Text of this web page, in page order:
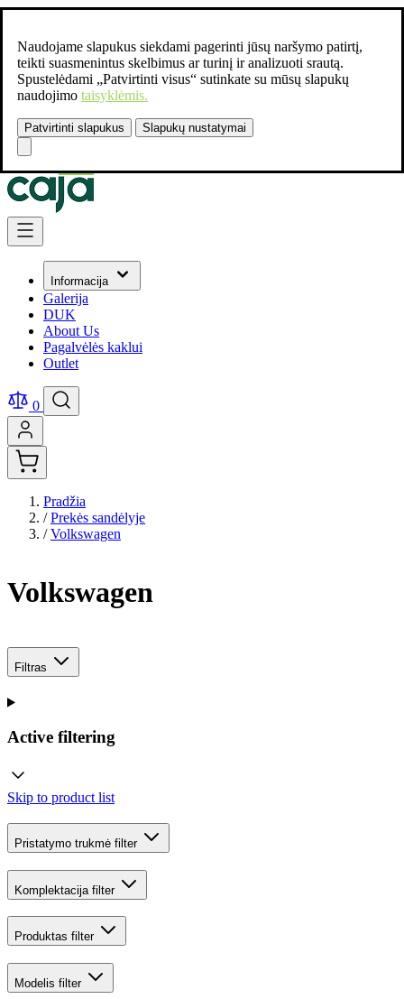
Naudojame slapukus siekdami pagerinti jūsų naršymo patirtį,
teikti suasmenintus skelbimus ar turinį ir analizuoti srautą.
Spustelėdami „Patvirtinti visus“ sutinkate su mūsų slapukų
naudojimo taisyklėmis.
Patvirtinti slapukus Slapukų nustatymai
Susisiekite:
Skip to Content
Informacija
Galerija
DUK
About Us
Pagalvėlės kaklui
Outlet
0
Pradžia
/ Prekės sandėlyje
/ Volkswagen
Volkswagen
Filtras
Active filtering
Skip to product list
Pristatymo trukmė filter
Komplektacija filter
Produktas filter
Modelis filter